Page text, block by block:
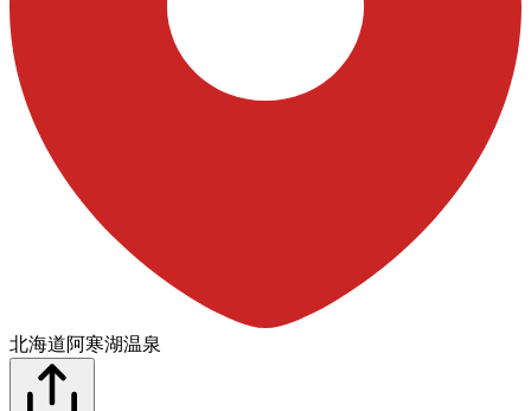
北海道阿寒湖温泉